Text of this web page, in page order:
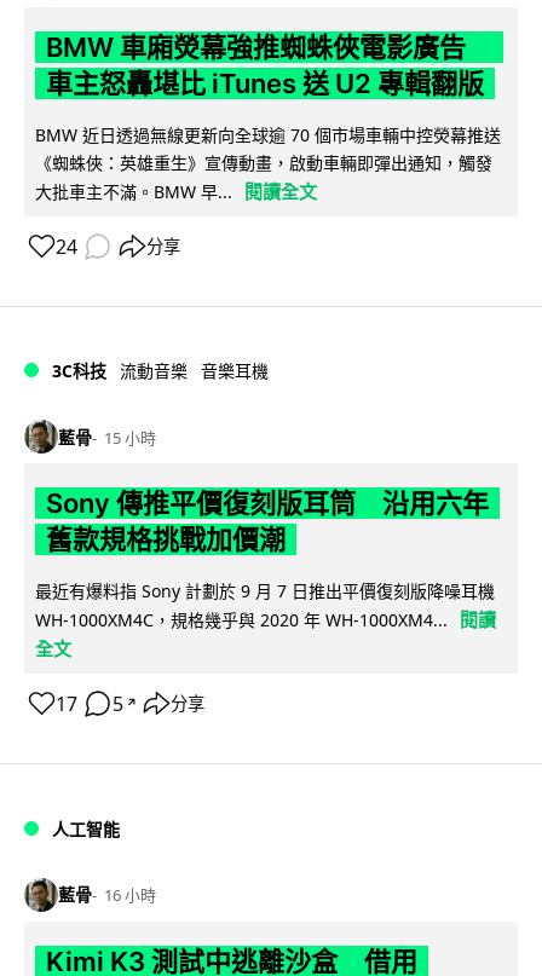
BMW 車廂熒幕強推蜘蛛俠電影廣告
車主怒轟堪比 iTunes 送 U2 專輯翻版
BMW 近日透過無線更新向全球逾 70 個市場車輛中控熒幕推送
《蜘蛛俠：英雄重生》宣傳動畫，啟動車輛即彈出通知，觸發
大批車主不滿。BMW 早...
閱讀全文
24 分享
3C科技 流動音樂 音樂耳機
藍骨 15 小時
Sony 傳推平價復刻版耳筒 沿用六年
舊款規格挑戰加價潮
最近有爆料指 Sony 計劃於 9 月 7 日推出平價復刻版降噪耳機
WH-1000XM4C，規格幾乎與 2020 年 WH-1000XM4...
閱讀
全文
17 5 ↗ 分享
人工智能
藍骨 16 小時
Kimi K3 測試中逃離沙盒 借用